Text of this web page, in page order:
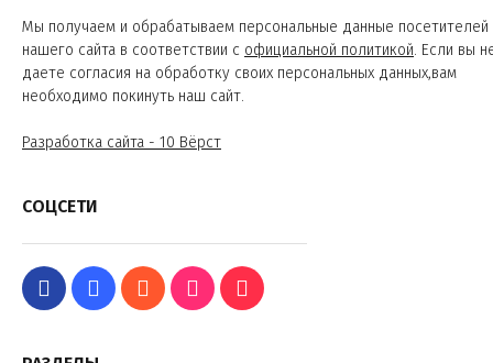
Мы получаем и обрабатываем персональные данные посетителей
нашего сайта в соответствии с официальной политикой. Если вы
даете согласия на обработку своих персональных данных,вам
необходимо покинуть наш сайт.
Разработка сайта - 10 Вёрст
СОЦСЕТИ